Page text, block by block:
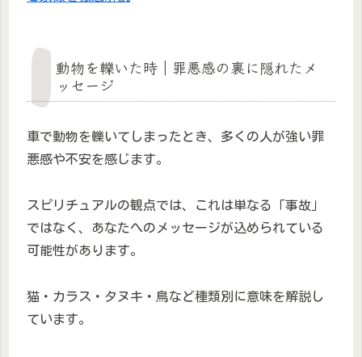
動物を轢いた時｜罪悪感の裏に隠れたメ
ッセージ
車で動物を轢いてしまったとき、多くの人が強い罪
悪感や不安を感じます。
スピリチュアルの観点では、これは単なる「事故」
ではなく、あなたへのメッセージが込められている
可能性があります。
猫・カラス・タヌキ・鳥など種類別に意味を解説し
ています。